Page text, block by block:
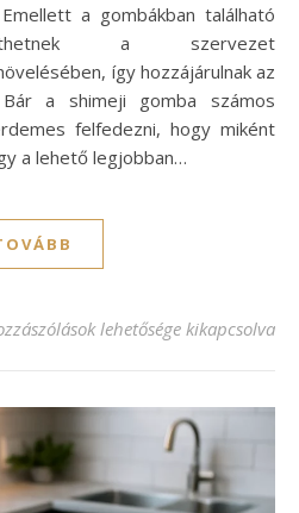
a gombákban található
a szervezet
így hozzájárulnak az
Bár a shimeji gomba számos
felfedezni, hogy miként
a lehető legjobban…
gomba recept: ízletes és
lehetősége kikapcsolva